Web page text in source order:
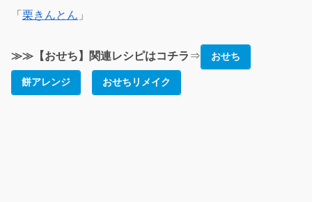
「 栗きんとん 」
≫≫【おせち】関連レシピはコチラ ⇒ おせち
餅アレンジ おせちリメイク